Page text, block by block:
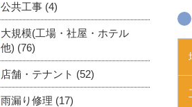
公共工事 (4)
大規模(工場・社屋・ホテル
他) (76)
店舗・テナント (52)
雨漏り修理 (17)